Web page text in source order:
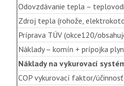
Odovzdávanie tepla –
Zdroj tepla (rohože,
Príprava TÚV (okce120/
Náklady – komín + prípojka
Náklady na vykurovací
COP vykurovací faktor/účinnosť